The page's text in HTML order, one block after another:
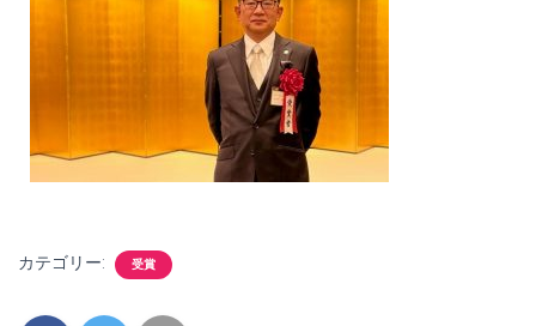
カテゴリー: 受賞